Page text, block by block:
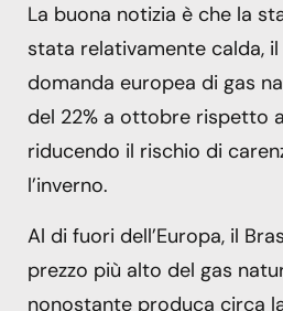
La buona notizia è che la
stata relativamente calda,
domanda europea di gas
del 22% a ottobre rispetto
riducendo il rischio di
l’inverno.
Al di fuori dell’Europa, il
prezzo più alto del gas
nonostante produca circa